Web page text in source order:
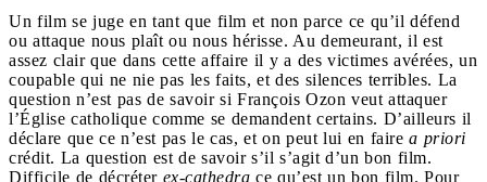
Un film se juge en tant que film et non parce ce qu’il défend
ou attaque nous plaît ou nous hérisse. Au demeurant, il est
assez clair que dans cette affaire il y a des victimes avérées, un
coupable qui ne nie pas les faits, et des silences terribles. La
question n’est pas de savoir si François Ozon veut attaquer
l’Église catholique comme se demandent certains. D’ailleurs il
déclare que ce n’est pas le cas, et on peut lui en faire a priori
crédit. La question est de savoir s’il s’agit d’un bon film.
Difficile de décréter ex-cathedra ce qu’est un bon film. Pour